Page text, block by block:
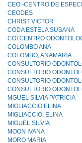
CEO -CENTRO DE
CEODES
CHRIST VICTOR
CODA ESTELA SUSANA
COI CENTRO
COLOMBO ANA
COLOMBO, ANAMARIA
CONSULTORIO
CONSULTORIO
CONSULTORIO
CONSULTORIO
MGUEL SILVIA PATRICIA
MIGLIACCIO ELINA
MIGLIACCIO, ELINA
MIGUEL SILVIA
MOON IVANA
MORO MARIA